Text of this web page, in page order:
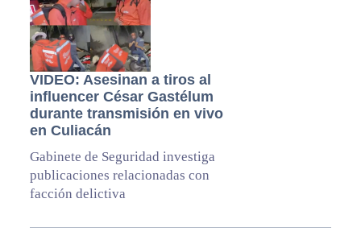
VIDEO: Asesinan a tiros al
influencer César Gastélum
durante transmisión en vivo
en Culiacán
Gabinete de Seguridad investiga
publicaciones relacionadas con
facción delictiva